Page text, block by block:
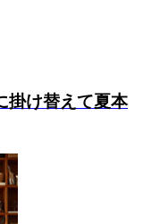
掛け替えて夏本